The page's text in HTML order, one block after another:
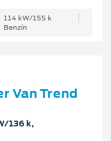
114 kW/155 k
Benzín
Van Trend
136 k,